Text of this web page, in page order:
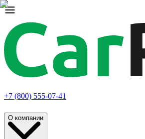
+7 (800) 555-07-41
О компании